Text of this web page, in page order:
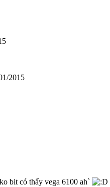
2015
bit có thấy vega 6100 ah`